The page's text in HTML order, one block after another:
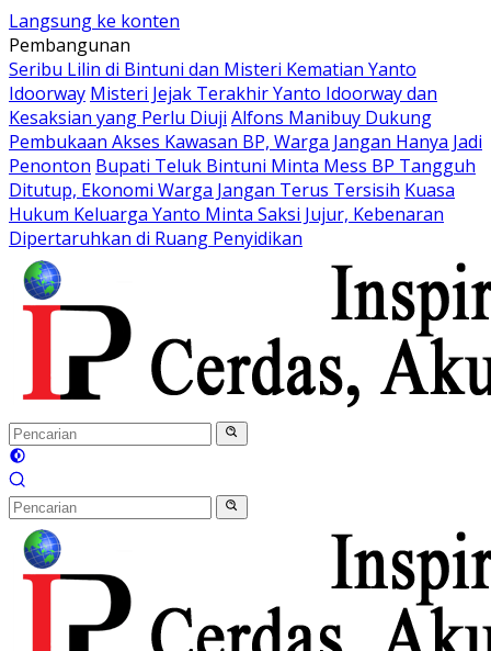
Langsung ke konten
Pembangunan
Seribu Lilin di Bintuni dan Misteri Kematian Yanto
Idoorway Misteri Jejak Terakhir Yanto Idoorway dan
Kesaksian yang Perlu Diuji Alfons Manibuy Dukung
Pembukaan Akses Kawasan BP, Warga Jangan Hanya Jadi
Penonton Bupati Teluk Bintuni Minta Mess BP Tangguh
Ditutup, Ekonomi Warga Jangan Terus Tersisih Kuasa
Hukum Keluarga Yanto Minta Saksi Jujur, Kebenaran
Dipertaruhkan di Ruang Penyidikan